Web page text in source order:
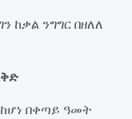
ከቃል ንግግር በዘለለ
በቀጣይ ዓመት